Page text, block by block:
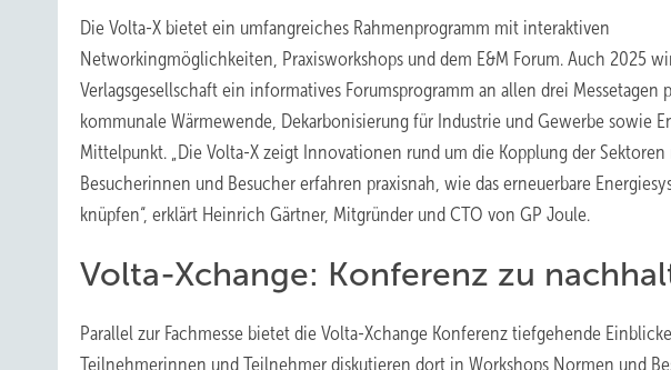
Die Volta-X bietet ein umfangreiches Rahmenprogramm mit interaktiven
Networkingmöglichkeiten, Praxisworkshops und dem E&M Forum. Auch 2025
Verlagsgesellschaft ein informatives Forumsprogramm an allen drei
kommunale Wärmewende, Dekarbonisierung für Industrie und Gewerbe sowie
Mittelpunkt. „Die Volta-X zeigt Innovationen rund um die Kopplung der
Besucherinnen und Besucher erfahren praxisnah, wie das erneuerbare
knüpfen“, erklärt Heinrich Gärtner, Mitgründer und CTO von GP Joule.
Volta-Xchange: Konferenz zu
Parallel zur Fachmesse bietet die Volta-Xchange Konferenz tiefgehende
Teilnehmerinnen und Teilnehmer diskutieren dort in Workshops Normen und